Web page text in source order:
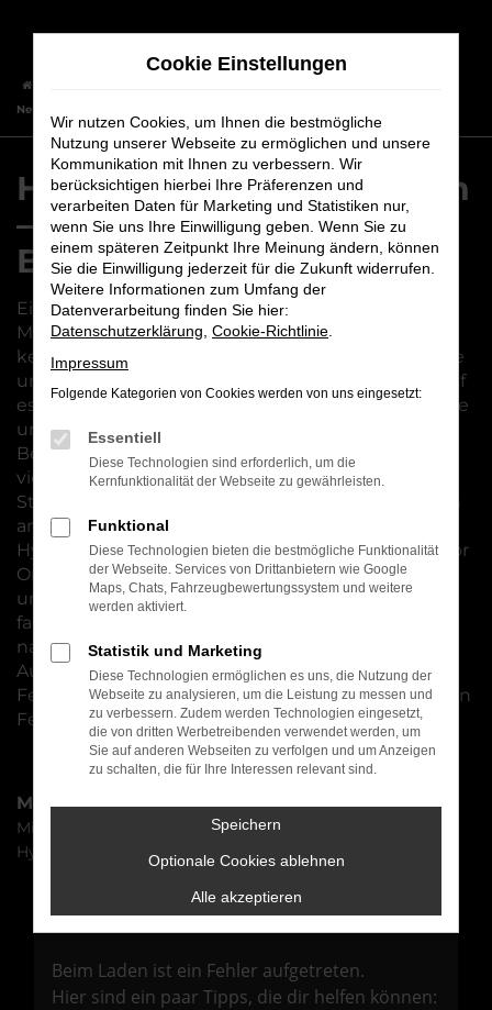
Zum
springen
Neuwagen – das passt einfach zu Bamberg
Hyundai KONA Neuwagen
– das passt einfach zu
Bamberg
Ein Hyundai KONA Neuwagen ist die perfekte
Mobilitätslösung für Bamberg. Im Autohaus Maier
kennen wir uns seit vielen Jahren mit dieser Marke
und deren Modellen aus und wissen genau, worauf
es beim Autokauf ankommt. Wie wäre es, wenn Sie
uns kennen lernen und gleich einen
Beratungstermin vereinbaren? Die Vorteile sind
vielfältig: zum einen sind wir mit unseren beiden
Standorten nicht weit von Bamberg entfernt, zum
anderen bieten wir ein breites Spektrum an
Hyundai KONA Neuwagen und lassen Sie gerne vor
Ort einsteigen, um die vielen Pluspunkte kennen
und schätzen zu lernen. Wer sich für ein
fabrikneues Fahrzeug entscheidet, profitiert
naturgemäß von den zahlreichen
Auswahlmöglichkeiten inklusive der individuellen
Festlegung von Lackierung, Motorisierung und den
Features im Innenbereich.
Marken
Mitsubishi
Hyundai
Fehler: Network Error
Beim Laden ist ein Fehler aufgetreten.
Hier sind ein paar Tipps, die dir helfen können:
Cookie Einstellungen
Wir nutzen Cookies, um Ihnen die bestmögliche
Nutzung unserer Webseite zu ermöglichen und unsere
Kommunikation mit Ihnen zu verbessern. Wir
berücksichtigen hierbei Ihre Präferenzen und
verarbeiten Daten für Marketing und Statistiken nur,
wenn Sie uns Ihre Einwilligung geben. Wenn Sie zu
einem späteren Zeitpunkt Ihre Meinung ändern, können
Sie die Einwilligung jederzeit für die Zukunft widerrufen.
Weitere Informationen zum Umfang der
Datenverarbeitung finden Sie hier:
Datenschutzerklärung Cookie-Richtlinie
Impressum
Folgende Kategorien von Cookies werden von uns eingesetzt:
Essentiell
Diese Technologien sind erforderlich, um die
Kernfunktionalität der Webseite zu gewährleisten.
Funktional
Diese Technologien bieten die bestmögliche Funktionalität
der Webseite. Services von Drittanbietern wie Google
Maps, Chats, Fahrzeugbewertungssystem und weitere
werden aktiviert.
Statistik und Marketing
Diese Technologien ermöglichen es uns, die Nutzung der
Webseite zu analysieren, um die Leistung zu messen und
zu verbessern. Zudem werden Technologien eingesetzt,
die von dritten Werbetreibenden verwendet werden, um
Sie auf anderen Webseiten zu verfolgen und um Anzeigen
zu schalten, die für Ihre Interessen relevant sind.
Speichern
Optionale Cookies ablehnen
Alle akzeptieren